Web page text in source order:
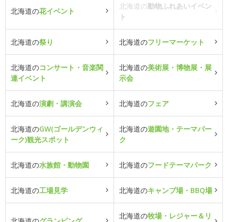
北海道の花イベント
北海道の動物ふれあいイベン
ト
北海道の祭り 北海道のフリーマーケット
北海道のコンサート・音楽関
連イベント
北海道の美術展・博物展・展
示会
北海道の演劇・講演会 北海道のフェア
北海道のGW(ゴールデンウィ
ーク)観光スポット
北海道の遊園地・テーマパー
ク
北海道の水族館・動物園 北海道のフードテーマパーク
北海道の工場見学 北海道のキャンプ場・BBQ場
北海道の牧場・レジャー＆リ